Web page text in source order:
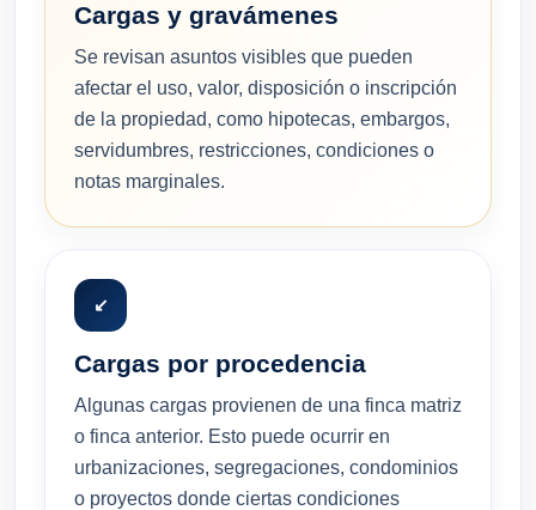
Cargas y gravámenes
Se revisan asuntos visibles que pueden
afectar el uso, valor, disposición o inscripción
de la propiedad, como hipotecas, embargos,
servidumbres, restricciones, condiciones o
notas marginales.
↙
Cargas por procedencia
Algunas cargas provienen de una finca matriz
o finca anterior. Esto puede ocurrir en
urbanizaciones, segregaciones, condominios
o proyectos donde ciertas condiciones